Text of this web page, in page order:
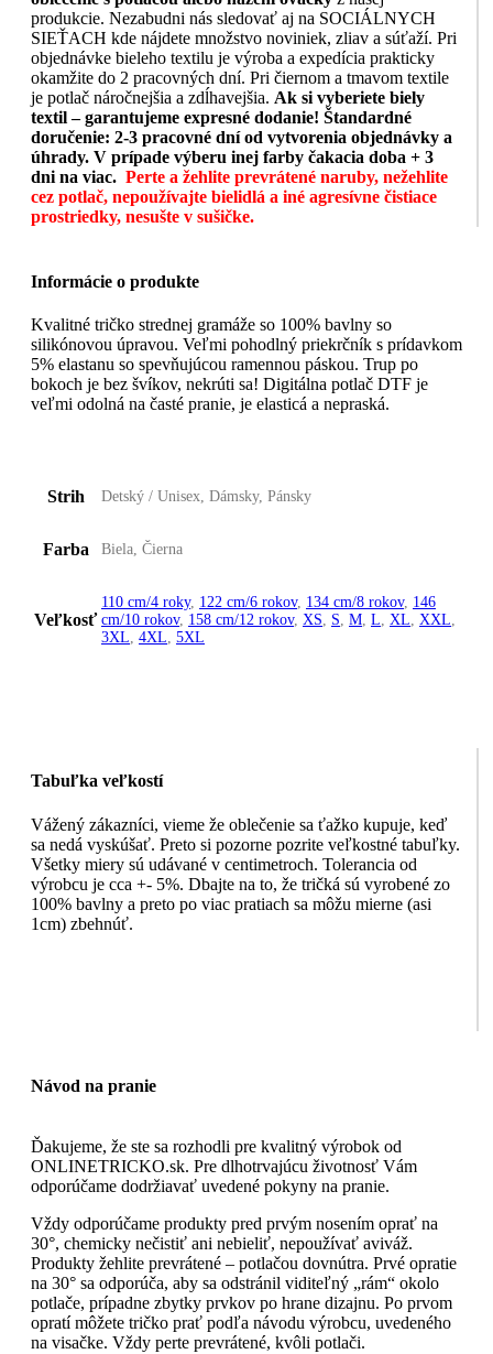
produkcie. Nezabudni nás sledovať aj na SOCIÁLNYCH
SIEŤACH kde nájdete množstvo noviniek, zliav a súťaží. Pri
objednávke bieleho textilu je výroba a expedícia prakticky
okamžite do 2 pracovných dní. Pri čiernom a tmavom textile
je potlač náročnejšia a zdĺhavejšia. Ak si vyberiete biely
textil – garantujeme expresné dodanie! Štandardné
doručenie: 2-3 pracovné dní od vytvorenia objednávky a
úhrady. V prípade výberu inej farby čakacia doba + 3
dni na viac. Perte a žehlite prevrátené naruby, nežehlite
cez potlač, nepoužívajte bielidlá a iné agresívne čistiace
prostriedky, nesušte v sušičke.
Informácie o produkte
Kvalitné tričko strednej gramáže so 100% bavlny so
silikónovou úpravou. Veľmi pohodlný priekrčník s prídavkom
5% elastanu so spevňujúcou ramennou páskou. Trup po
bokoch je bez švíkov, nekrúti sa! Digitálna potlač DTF je
veľmi odolná na časté pranie, je elasticá a nepraská.
Strih Detský / Unisex, Dámsky, Pánsky
Farba Biela, Čierna
Veľkosť
110 cm/4 roky, 122 cm/6 rokov, 134 cm/8 rokov, 146
cm/10 rokov, 158 cm/12 rokov, XS, S, M, L, XL, XXL,
3XL, 4XL, 5XL
Tabuľka veľkostí
Vážený zákazníci, vieme že oblečenie sa ťažko kupuje, keď
sa nedá vyskúšať. Preto si pozorne pozrite veľkostné tabuľky.
Všetky miery sú udávané v centimetroch. Tolerancia od
výrobcu je cca +- 5%. Dbajte na to, že tričká sú vyrobené zo
100% bavlny a preto po viac pratiach sa môžu mierne (asi
1cm) zbehnúť.
Návod na pranie
Ďakujeme, že ste sa rozhodli pre kvalitný výrobok od
ONLINETRICKO.sk. Pre dlhotrvajúcu životnosť Vám
odporúčame dodržiavať uvedené pokyny na pranie.
Vždy odporúčame produkty pred prvým nosením oprať na
30°, chemicky nečistiť ani nebieliť, nepoužívať aviváž.
Produkty žehlite prevrátené – potlačou dovnútra. Prvé opratie
na 30° sa odporúča, aby sa odstránil viditeľný „rám“ okolo
potlače, prípadne zbytky prvkov po hrane dizajnu. Po prvom
opratí môžete tričko prať podľa návodu výrobcu, uvedeného
na visačke. Vždy perte prevrátené, kvôli potlači.